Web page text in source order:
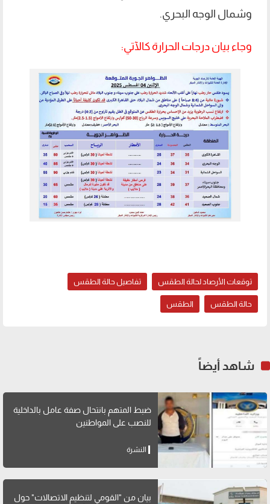
وشمال الوجه البحري.
وجاء بيان درجات الحرارة كالآتي:
توقعات الأرصاد لحالة الطقس تفاصيل حالة الطقس
حالة الطقس الطقس
شاهد أيضاً
ضبط المتهم بانتحال صفة عامل بالداخلية
للنصب على المواطنين
النشرة
بيان من "القومي لتنظيم الاتصالات" حول